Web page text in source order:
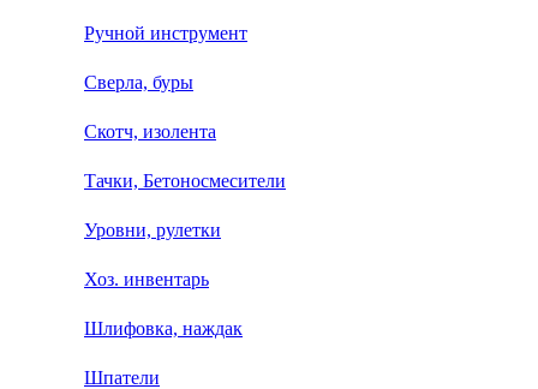
Ручной инструмент
Сверла, буры
Скотч, изолента
Тачки, Бетоносмесители
Уровни, рулетки
Хоз. инвентарь
Шлифовка, наждак
Шпатели